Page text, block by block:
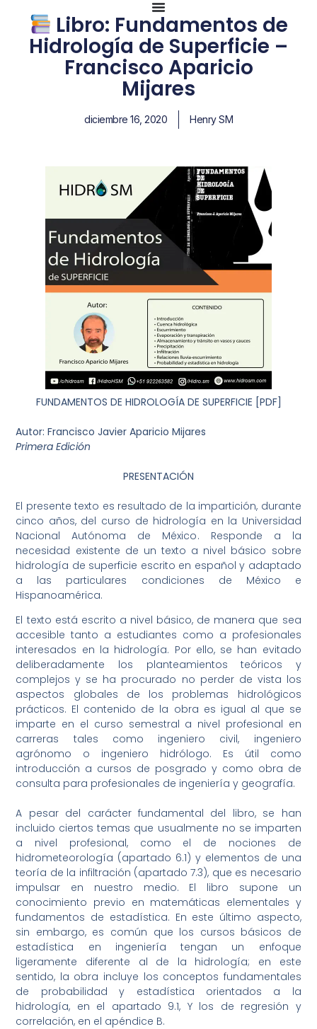
Libro: Fundamentos de
Hidrología de Superficie –
Francisco Aparicio
Mijares
diciembre 16, 2020 Henry SM
FUNDAMENTOS DE HIDROLOGÍA DE SUPERFICIE [PDF]
Autor:Francisco Javier Aparicio Mijares
Primera Edición
PRESENTACIÓN
El presente texto es resultado de la impartición, durante
cinco años, del curso de hidrología en la Universidad
Nacional Autónoma de México. Responde a la
necesidad existente de un texto a nivel básico sobre
hidrología de superficie escrito en español y adaptado
a las particulares condiciones de México e
Hispanoamérica.
El texto está escrito a nivel básico, de manera que sea
accesible tanto a estudiantes como a profesionales
interesados en la hidrología. Por ello, se han evitado
deliberadamente los planteamientos teóricos y
complejos y se ha procurado no perder de vista los
aspectos globales de los problemas hidrológicos
prácticos. El contenido de la obra es igual al que se
imparte en el curso semestral a nivel profesional en
carreras tales como ingeniero civil, ingeniero
agrónomo o ingeniero hidrólogo. Es útil como
introducción a cursos de posgrado y como obra de
consulta para profesionales de ingeniería y geografía.
A pesar del carácter fundamental del libro, se han
incluido ciertos temas que usualmente no se imparten
a nivel profesional, como el de nociones de
hidrometeorología (apartado 6.1) y elementos de una
teoría de la infiltración (apartado 7.3), que es necesario
impulsar en nuestro medio. El libro supone un
conocimiento previo en matemáticas elementales y
fundamentos de estadística. En este último aspecto,
sin embargo, es común que los cursos básicos de
estadística en ingeniería tengan un enfoque
ligeramente diferente al de la hidrología; en este
sentido, la obra incluye los conceptos fundamentales
de probabilidad y estadística orientados a la
hidrología, en el apartado 9.1, Y los de regresión y
correlación, en el apéndice B.